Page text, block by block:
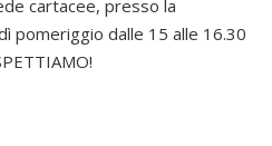
cartacee, presso la
pomeriggio dalle 15 alle 16.30